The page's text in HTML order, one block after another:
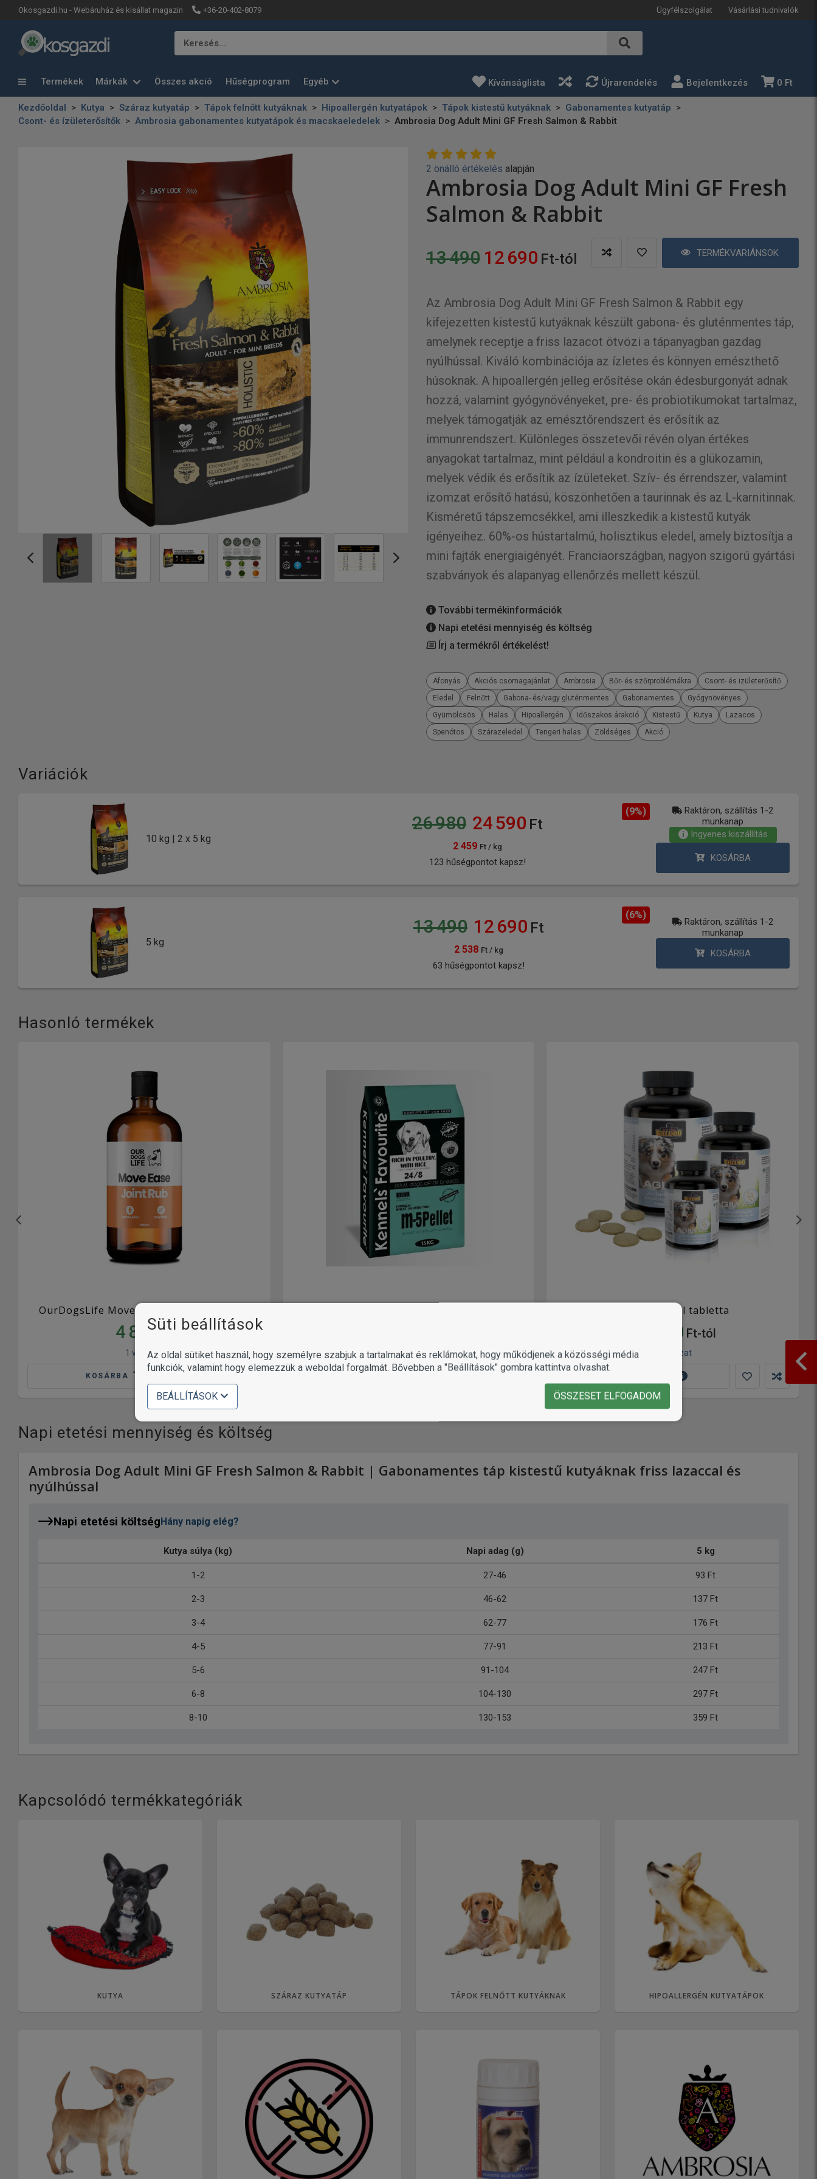
Okosgazdi.hu - Webáruház és kisállat magazin +36-20-402-8079 Ügyfélszolgálat Vásárlási tudnivalók
Keresés…
Termékek Márkák Összes akció Hűségprogram Egyéb Kívánságlista Újrarendelés Bejelentkezés 0 Ft
Kezdőoldal Kutya Száraz kutyatáp Tápok felnőtt kutyáknak Hipoallergén kutyatápok Tápok kistestű kutyáknak
Gabonamentes kutyatáp
Csont- és ízületerősítők
Ambrosia gabonamentes kutyatápok és macskaeledelek Ambrosia Dog Adult Mini GF Fresh Salmon & Rabbit
2 önálló értékelés alapján
Ambrosia Dog Adult Mini GF Fresh
Salmon & Rabbit
13 490 12 690 Ft-tól TERMÉKVARIÁNSOK
Az Ambrosia Dog Adult Mini GF Fresh Salmon & Rabbit egy
kifejezetten kistestű kutyáknak készült gabona- és gluténmentes táp,
amelynek receptje a friss lazacot ötvözi a tápanyagban gazdag
nyúlhússal. Kiváló kombinációja az ízletes és könnyen emészthető
húsoknak. A hipoallergén jelleg erősítése okán édesburgonyát adnak
hozzá, valamint gyógynövényeket, pre- és probiotikumokat tartalmaz,
melyek támogatják az emésztőrendszert és erősítik az
immunrendszert. Különleges összetevői révén olyan értékes
anyagokat tartalmaz, mint például a kondroitin és a glükozamin,
melyek védik és erősítik az ízületeket. Szív- és érrendszer, valamint
izomzat erősítő hatású, köszönhetően a taurinnak és az L-karnitinnak.
Kisméretű tápszemcsékkel, ami illeszkedik a kistestű kutyák
igényeihez. 60%-os hústartalmú, holisztikus eledel, amely biztosítja a
mini fajták energiaigényét. Franciaországban, nagyon szigorú gyártási
szabványok és alapanyag ellenőrzés mellett készül.
További termékinformációk
Napi etetési mennyiség és költség
Írj a termékről értékelést!
Áfonyás Akciós csomagajánlat Ambrosia Bőr- és szőrproblémákra
Csont- és izületerősítő
Eledel
Felnőtt Gabona- és/vagy gluténmentes Gabonamentes
Gyógynövényes
Gyümölcsös
Halas Hipoallergén Időszakos árakció Kistestű Kutya
Lazacos
Spenótos
Szárazeledel Tengeri halas Zöldséges Akció
Variációk
10 kg | 2 x 5 kg
(9%)
26 980 24 590 Ft
2 459 Ft / kg
123 hűségpontot kapsz!
Raktáron, szállítás 1-2
munkanap
Ingyenes kiszállítás
KOSÁRBA
5 kg
(6%)
13 490 12 690 Ft
2 538 Ft / kg
63 hűségpontot kapsz!
Raktáron, szállítás 1-2
munkanap
KOSÁRBA
Hasonló termékek
OurDogsLife Move Ease Joint Rub 250 ml
4 850Ft
1 változat
KOSÁRBA
2 változat
Belcando Agil tabletta
14 690 Ft-tól
2 változat
Napi etetési mennyiség és költség
Ambrosia Dog Adult Mini GF Fresh Salmon & Rabbit | Gabonamentes táp kistestű kutyáknak friss lazaccal és
nyúlhússal
Napi etetési költségHány napig elég?
Kutya súlya (kg) Napi adag (g) 5 kg
1-2 27-46 93 Ft
2-3 46-62 137 Ft
3-4 62-77 176 Ft
4-5 77-91 213 Ft
5-6 91-104 247 Ft
6-8 104-130 297 Ft
8-10 130-153 359 Ft
Kapcsolódó termékkategóriák
KUTYA SZÁRAZ KUTYATÁP TÁPOK FELNŐTT KUTYÁKNAK HIPOALLERGÉN KUTYATÁPOK
Süti beállítások
Az oldal sütiket használ, hogy személyre szabjuk a tartalmakat és reklámokat, hogy működjenek a közösségi média
funkciók, valamint hogy elemezzük a weboldal forgalmát. Bővebben a "Beállítások" gombra kattintva olvashat.
BEÁLLÍTÁSOK ÖSSZESET ELFOGADOM